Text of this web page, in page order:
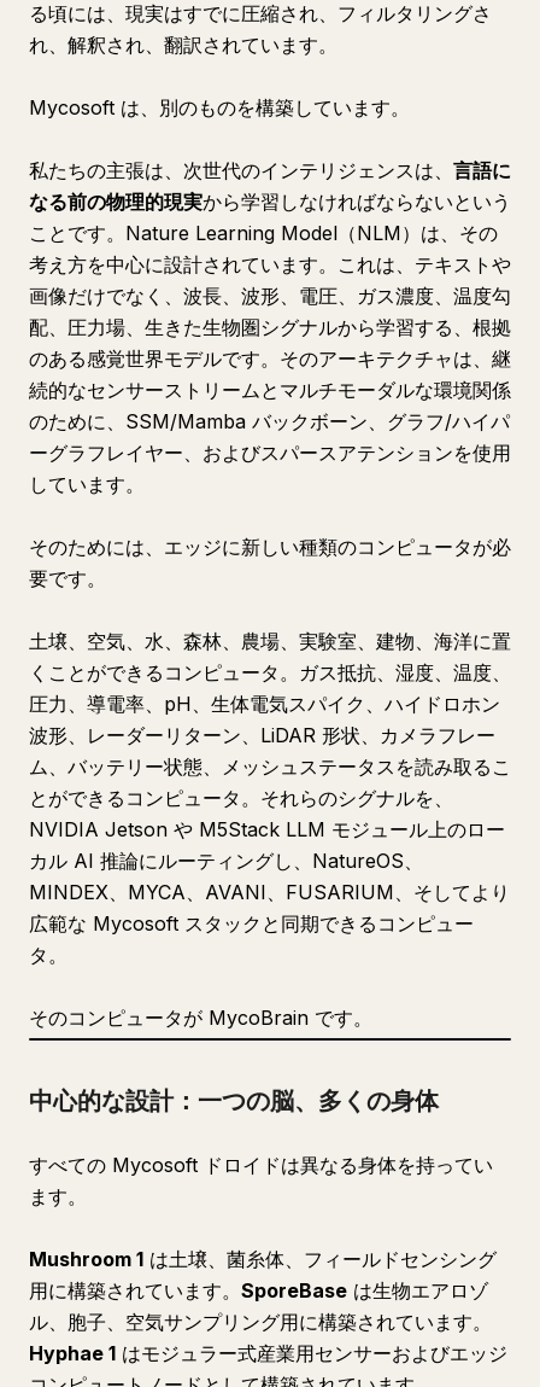
る頃には、現実はすでに圧縮され、フィルタリングさ
れ、解釈され、翻訳されています。
Mycosoft は、別のものを構築しています。
私たちの主張は、次世代のインテリジェンスは、 言語に
なる前の物理的現実から学習しなければならないという
ことです。Nature Learning Model（NLM）は、その
考え方を中心に設計されています。これは、テキストや
画像だけでなく、波長、波形、電圧、ガス濃度、温度勾
配、圧力場、生きた生物圏シグナルから学習する、根拠
のある感覚世界モデルです。そのアーキテクチャは、継
続的なセンサーストリームとマルチモーダルな環境関係
のために、SSM/Mamba バックボーン、グラフ/ハイパ
ーグラフレイヤー、およびスパースアテンションを使用
しています。
そのためには、エッジに新しい種類のコンピュータが必
要です。
土壌、空気、水、森林、農場、実験室、建物、海洋に置
くことができるコンピュータ。ガス抵抗、湿度、温度、
圧力、導電率、pH、生体電気スパイク、ハイドロホン
波形、レーダーリターン、LiDAR 形状、カメラフレー
ム、バッテリー状態、メッシュステータスを読み取るこ
とができるコンピュータ。それらのシグナルを、
NVIDIA Jetson や M5Stack LLM モジュール上のロー
カル AI 推論にルーティングし、NatureOS、
MINDEX、MYCA、AVANI、FUSARIUM、そしてより
広範な Mycosoft スタックと同期できるコンピュー
タ。
そのコンピュータが MycoBrain です。
中心的な設計：一つの脳、多くの身体
すべての Mycosoft ドロイドは異なる身体を持ってい
ます。
Mushroom 1 は土壌、菌糸体、フィールドセンシング
用に構築されています。 SporeBase は生物エアロゾ
ル、胞子、空気サンプリング用に構築されています。
Hyphae 1 はモジュラー式産業用センサーおよびエッジ